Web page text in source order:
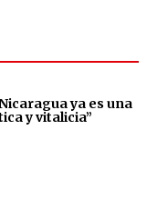
ya es una
y vitalicia”